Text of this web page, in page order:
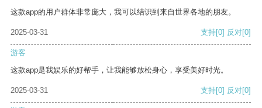
这款app的用户群体非常庞大，我可以结识到来自世界各地的朋友。
2025-03-31 支持[0] 反对[0]
游客
这款app是我娱乐的好帮手，让我能够放松身心，享受美好时光。
2025-03-31 支持[0] 反对[0]